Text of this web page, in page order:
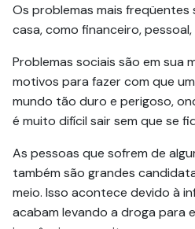
Os problemas mais
casa, como financeiro,
Problemas sociais são em sua
motivos para fazer com que
mundo tão duro e perigoso,
é muito difícil sair sem que se
As pessoas que sofrem de
também são grandes
meio. Isso acontece devido à
acabam levando a droga para